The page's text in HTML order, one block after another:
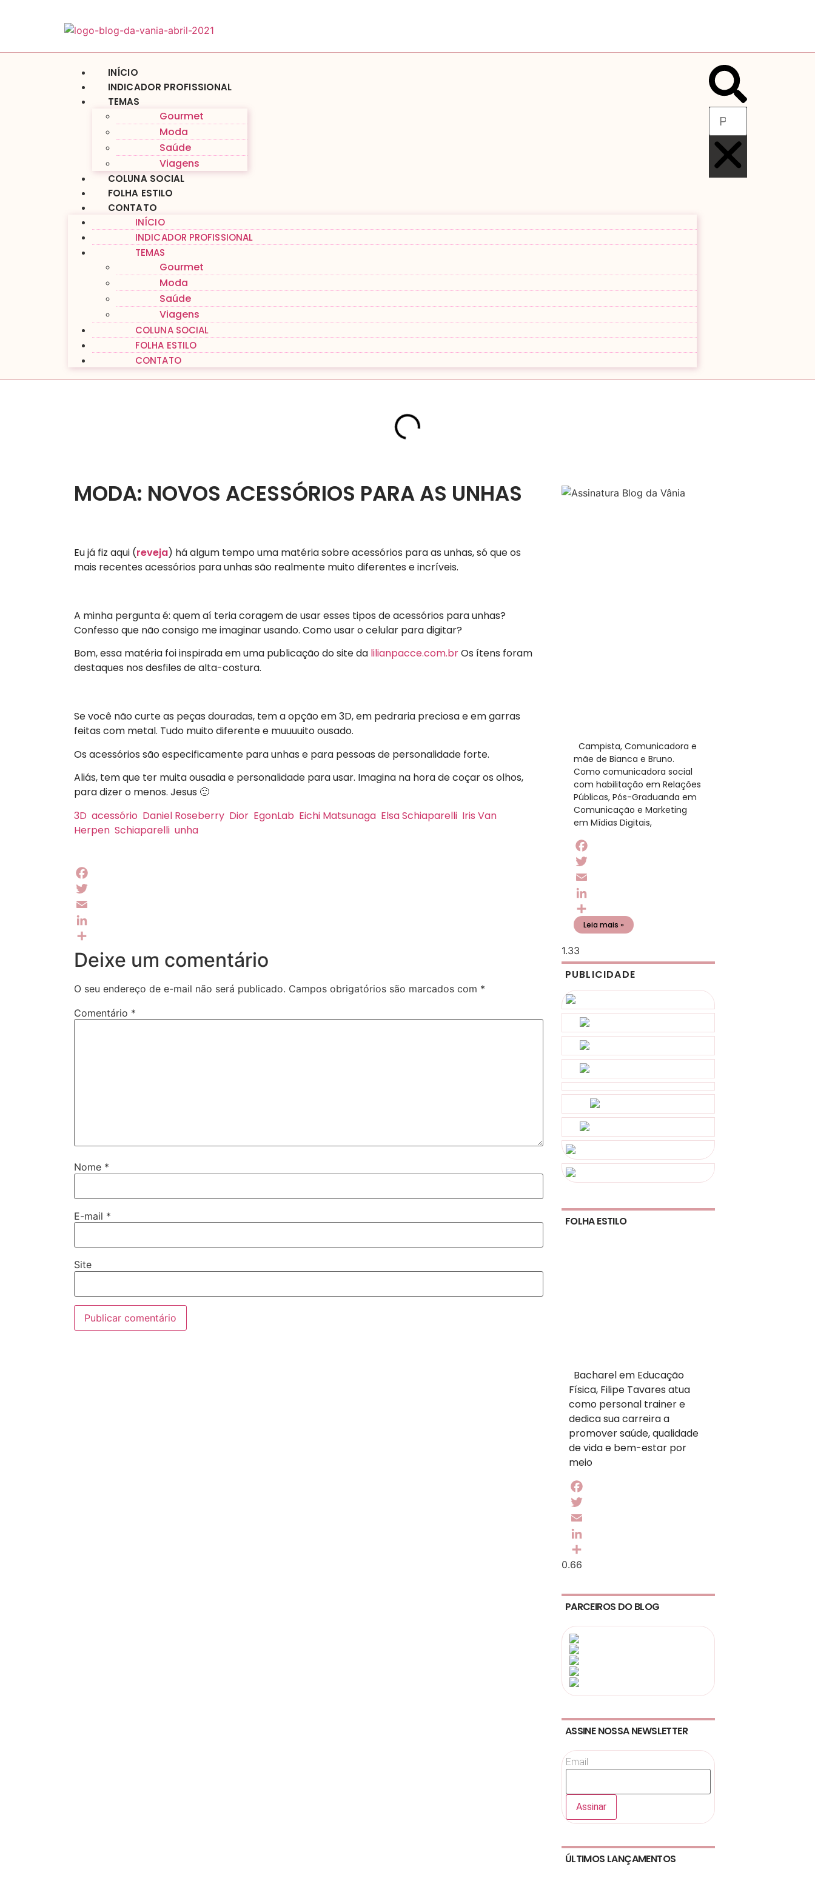
INÍCIO
INDICADOR PROFISSIONAL
TEMAS
Gourmet
Moda
Saúde
Viagens
COLUNA SOCIAL
FOLHA ESTILO
CONTATO
INÍCIO
INDICADOR PROFISSIONAL
TEMAS
Gourmet
Moda
Saúde
Viagens
COLUNA SOCIAL
FOLHA ESTILO
CONTATO
MODA: NOVOS ACESSÓRIOS PARA AS UNHAS
Eu já fiz aqui (reveja) há algum tempo uma matéria sobre acessórios para as unhas, só que os
mais recentes acessórios para unhas são realmente muito diferentes e incríveis.
A minha pergunta é: quem aí teria coragem de usar esses tipos de acessórios para unhas?
Confesso que não consigo me imaginar usando. Como usar o celular para digitar?
Bom, essa matéria foi inspirada em uma publicação do site da lilianpacce.com.brOs ítens foram
destaques nos desfiles de alta-costura.
Se você não curte as peças douradas, tem a opção em 3D, em pedraria preciosa e em garras
feitas com metal. Tudo muito diferente e muuuuito ousado.
Os acessórios são especificamente para unhas e para pessoas de personalidade forte.
Aliás, tem que ter muita ousadia e personalidade para usar. Imagina na hora de coçar os olhos,
para dizer o menos. Jesus 🙂
3D acessório Daniel Roseberry Dior EgonLab Eichi Matsunaga Elsa Schiaparelli Iris Van
Herpen Schiaparelli unha
Facebook
Twitter
Email
LinkedIn
Share
Deixe um comentário
O seu endereço de e-mail não será publicado. Campos obrigatórios são marcados com *
Comentário *
Nome *
E-mail *
Site
​ Campista, Comunicadora e
mãe de Bianca e Bruno.
Como comunicadora social
com habilitação em Relações
Públicas, Pós-Graduanda em
Comunicação e Marketing
em Mídias Digitais,
Facebook
Twitter
Email
LinkedIn
Share
Leia mais »
PUBLICIDADE
FOLHA ESTILO
Bacharel em Educação
Física, Filipe Tavares atua
como personal trainer e
dedica sua carreira a
promover saúde, qualidade
de vida e bem-estar por
meio
Facebook
Twitter
Email
LinkedIn
Share
PARCEIROS DO BLOG
ASSINE NOSSA NEWSLETTER
Email
ÚLTIMOS LANÇAMENTOS